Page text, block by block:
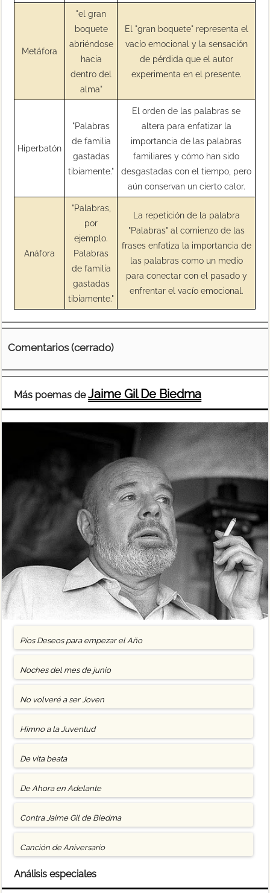
Metáfora
"el gran
boquete
abriéndose
hacia
dentro del
alma"
El "gran boquete" representa el
vacío emocional y la sensación
de pérdida que el autor
experimenta en el presente.
Hiperbatón
"Palabras
de familia
gastadas
tibiamente."
El orden de las palabras se
altera para enfatizar la
importancia de las palabras
familiares y cómo han sido
desgastadas con el tiempo, pero
aún conservan un cierto calor.
Anáfora
"Palabras,
por
ejemplo.
Palabras
de familia
gastadas
tibiamente."
La repetición de la palabra
"Palabras" al comienzo de las
frases enfatiza la importancia de
las palabras como un medio
para conectar con el pasado y
enfrentar el vacío emocional.
Comentarios (cerrado)
Más poemas deJaime Gil De Biedma
Píos Deseos para empezar el Año
Noches del mes de junio
No volveré a ser Joven
Himno a la Juventud
De vita beata
De Ahora en Adelante
Contra Jaime Gil de Biedma
Canción de Aniversario
Análisis especiales